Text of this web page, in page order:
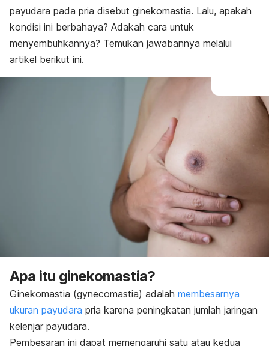
Diagnosis
Pengobatan
payudara pada pria disebut ginekomastia. Lalu, apakah
kondisi ini berbahaya? Adakah cara untuk
menyembuhkannya? Temukan jawabannya melalui
artikel berikut ini.
Apa itu ginekomastia?
Ginekomastia (gynecomastia) adalah membesarnya
ukuran payudara pria karena peningkatan jumlah jaringan
kelenjar payudara.
Pembesaran ini dapat memengaruhi satu atau kedua